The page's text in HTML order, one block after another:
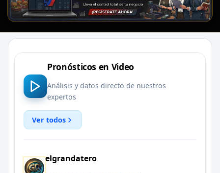
Pronósticos en Video
Análisis y datos directo de nuestros
expertos
Ver todos
elgrandatero